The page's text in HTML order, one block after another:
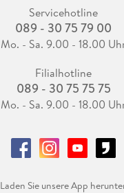
Servicehotline
089 - 30 75 79 00
Mo. - Sa. 9.00 - 18.00
Filialhotline
089 - 30 75 75 75
Mo. - Sa. 9.00 - 18.00
Laden Sie unsere App